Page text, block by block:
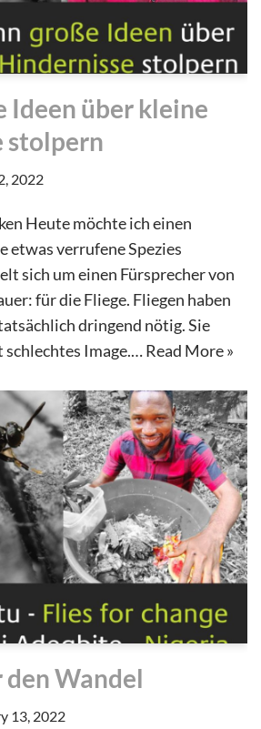
Ideen über kleine
stolpern
2022
Heute möchte ich einen
etwas verrufene Spezies
sich um einen Fürsprecher von
für die Fliege. Fliegen haben
dringend nötig. Sie
schlechtes Image.…Read More »
Wandel
13, 2022